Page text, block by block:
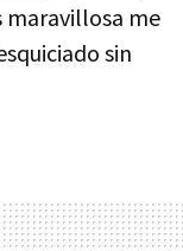
maravillosa me
sin